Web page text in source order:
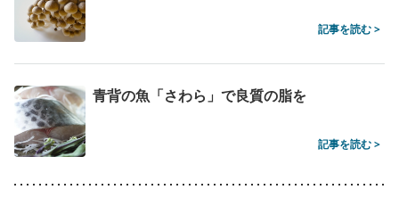
記事を読む >
青背の魚「さわら」で良質の脂を
記事を読む >